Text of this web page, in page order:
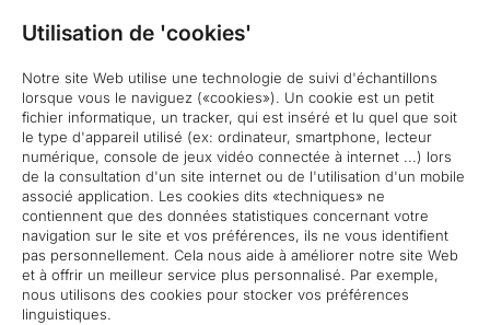
Utilisation de 'cookies'
Notre site Web utilise une technologie de suivi d'échantillons
lorsque vous le naviguez («cookies»). Un cookie est un petit
fichier informatique, un tracker, qui est inséré et lu quel que soit
le type d'appareil utilisé (ex: ordinateur, smartphone, lecteur
numérique, console de jeux vidéo connectée à internet ...) lors
de la consultation d'un site internet ou de l'utilisation d'un mobile
associé application. Les cookies dits «techniques» ne
contiennent que des données statistiques concernant votre
navigation sur le site et vos préférences, ils ne vous identifient
pas personnellement. Cela nous aide à améliorer notre site Web
et à offrir un meilleur service plus personnalisé. Par exemple,
nous utilisons des cookies pour stocker vos préférences
linguistiques.